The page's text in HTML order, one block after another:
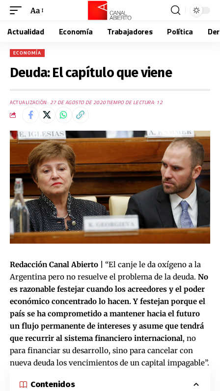
Aa
Actualidad Economía Trabajadores Política
ECONOMÍA
Deuda: El capítulo que viene
ACTUALIZACIÓN: 27 DE AGOSTO DE 2020TIEMPO DE LECTURA: 12
Redacción Canal Abierto |
“El canje le da oxígeno a la
Argentina pero no resuelve el problema de la deuda. No
es razonable festejar cuando los acreedores y el poder
económico concentrado lo hacen. Y festejan porque el
país se ha comprometido a mantener hacia el futuro
un flujo permanente de intereses y asume que tendrá
que recurrir al sistema financiero internacional, no
para financiar su desarrollo, sino para cancelar con
nueva deuda los vencimientos de un capital impagable”.
Contenidos